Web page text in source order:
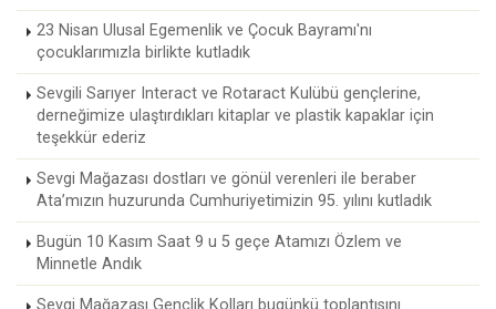
23 Nisan Ulusal Egemenlik ve Çocuk Bayramı'nı
çocuklarımızla birlikte kutladık
Sevgili Sarıyer Interact ve Rotaract Kulübü gençlerine,
derneğimize ulaştırdıkları kitaplar ve plastik kapaklar için
teşekkür ederiz
Sevgi Mağazası dostları ve gönül verenleri ile beraber
Ata’mızın huzurunda Cumhuriyetimizin 95. yılını kutladık
Bugün 10 Kasım Saat 9 u 5 geçe Atamızı Özlem ve
Minnetle Andık
Sevgi Mağazası Gençlik Kolları bugünkü toplantısını